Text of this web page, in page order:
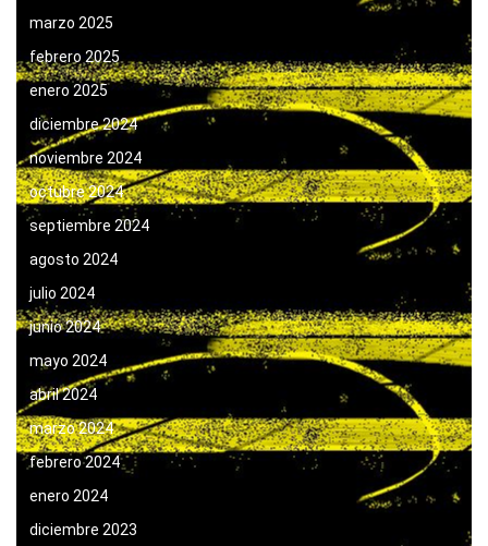
marzo 2025
febrero 2025
enero 2025
diciembre 2024
noviembre 2024
octubre 2024
septiembre 2024
agosto 2024
julio 2024
junio 2024
mayo 2024
abril 2024
marzo 2024
febrero 2024
enero 2024
diciembre 2023